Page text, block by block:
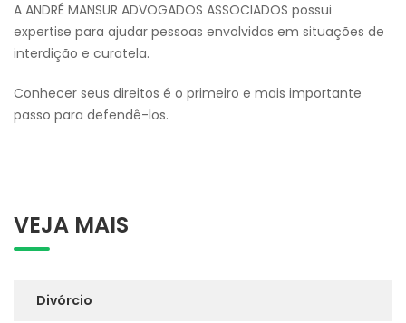
A ANDRÉ MANSUR ADVOGADOS ASSOCIADOS possui
expertise para ajudar pessoas envolvidas em situações de
interdição e curatela.
Conhecer seus direitos é o primeiro e mais importante
passo para defendê-los.
VEJA MAIS
Divórcio